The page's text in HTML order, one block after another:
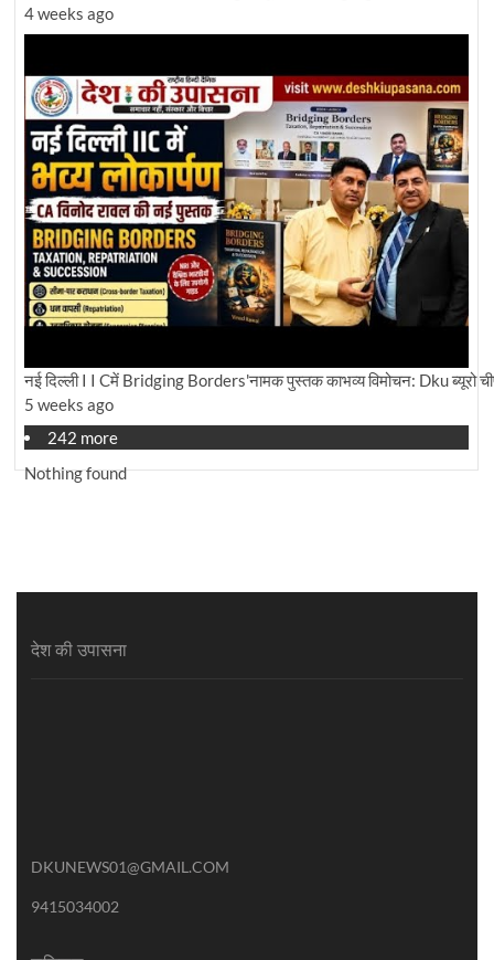
4 weeks ago
नई दिल्ली I I Cमें Bridging Borders'नामक पुस्तक काभव्य विमोचन: Dku ब्यूरो चीफ
5 weeks ago
242 more
Nothing found
देश की उपासना
DKUNEWS01@GMAIL.COM
9415034002